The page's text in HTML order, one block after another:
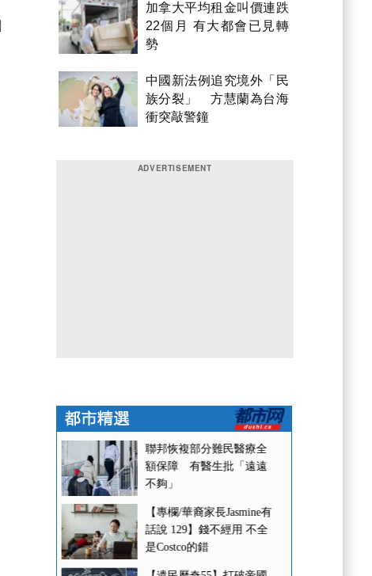
加拿大平均租金叫價連跌
22個月 有大都會已見轉
勢
中國新法例追究境外「民
族分裂」 方慧蘭為台海
衝突敲警鐘